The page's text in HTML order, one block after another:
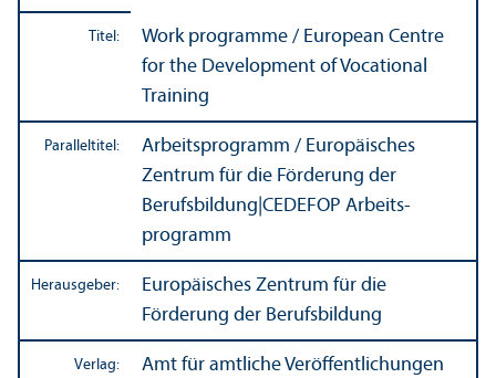
Titel:
Work programme / European Centre
for the Development of Vocational
Training
Paralleltitel:
Arbeits­programm / Europäisches
Zentrum für die Förderung der
Berufsbildung CEDEFOP Arbeits­
programm
Herausgeber:
Europäisches Zentrum für die
Förderung der Berufsbildung
Verlag:
Amt für amtliche Veröffentlichungen